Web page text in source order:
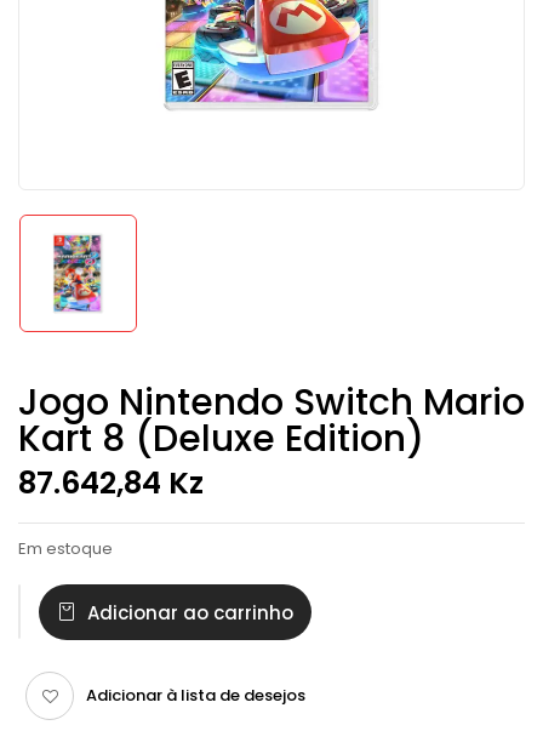
Jogo Nintendo Switch Mario
Kart 8 (Deluxe Edition)
87.642,84 Kz
Em estoque
Adicionar ao carrinho
Adicionar à lista de desejos